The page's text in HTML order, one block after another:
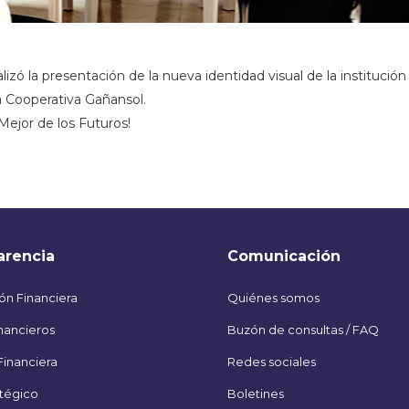
la presentación de la nueva identidad visual de la institución
Gañansol.
de los Futuros!
Financiera
Comunicación
Quiénes somos
Buzón de consultas / FAQ
Redes sociales
Boletines